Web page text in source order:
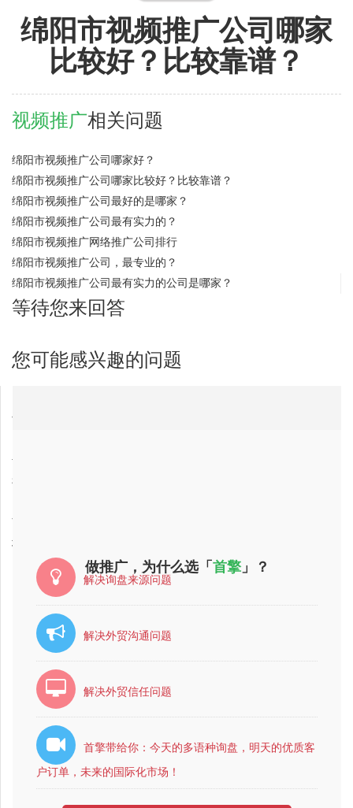
绵阳市视频推广公司哪家
比较好？比较靠谱？
视频推广相关问题
绵阳市视频推广公司哪家好？
绵阳市视频推广公司哪家比较好？比较靠谱？
绵阳市视频推广公司最好的是哪家？
绵阳市视频推广公司最有实力的？
绵阳市视频推广网络推广公司排行
绵阳市视频推广公司，最专业的？
绵阳市视频推广公司最有实力的公司是哪家？
等待您来回答
您可能感兴趣的问题
吉林省youtube视频推广公司哪家好？
青海省youtube视频推广公司，最专业的？
福建省youtube视频推广公司最有实力的公司是哪家？
南充市视频推广公司哪家比较好？比较靠谱？
城口县视频推广公司，最专业的？
做推广，为什么选「 首擎」？
解决询盘来源问题
解决外贸沟通问题
解决外贸信任问题
首擎带给你：今天的多语种询盘，明天的优质客
户订单，未来的国际化市场！